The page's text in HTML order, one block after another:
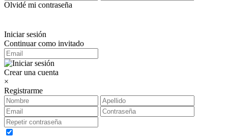
Olvidé mi contraseña
Iniciar sesión
Continuar como invitado
Crear una cuenta
×
Registrarme